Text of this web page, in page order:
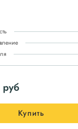
руб
Купить